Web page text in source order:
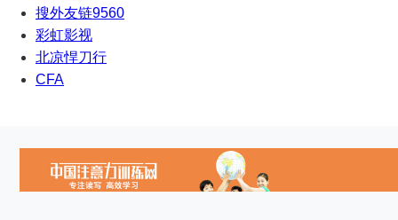
搜外友链9560
彩虹影视
北凉悍刀行
CFA